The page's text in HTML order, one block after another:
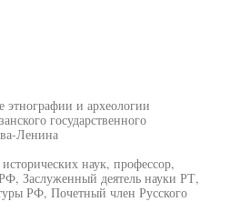
этнографии и археологии
государственного
Ленина
наук, профессор,
Заслуженный деятель науки РТ,
РФ, Почетный член Русского